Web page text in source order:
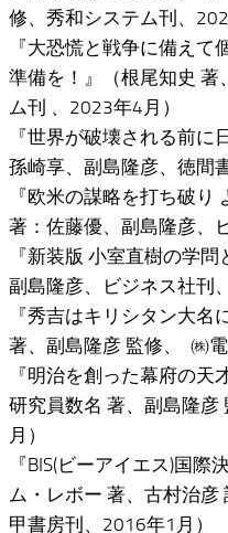
修、秀和システム刊、
『大恐慌と戦争に備え
準備を！』（根尾知史 著
ム刊 、2023年4月）
『世界が破壊される前に
孫崎享、副島隆彦、徳間
『欧米の謀略を打ち破
著：佐藤優、副島隆彦、
『新装版 小室直樹の学
副島隆彦、ビジネス社刊
『秀吉はキリシタン大
著、副島隆彦 監修、 ‎ ㈱
『明治を創った幕府の天
研究員数名 著、副島隆
月）
『BIS(ビーアイエス)国
ム・レボー 著、古村治
甲書房刊、2016年1月）